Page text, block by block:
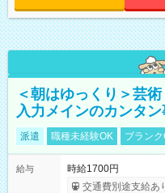
＜朝はゆっくり＞芸
入力メインのカンタ
派遣 職種未経験OK ブラン
給与
時給1700円
交通費別途支給あ